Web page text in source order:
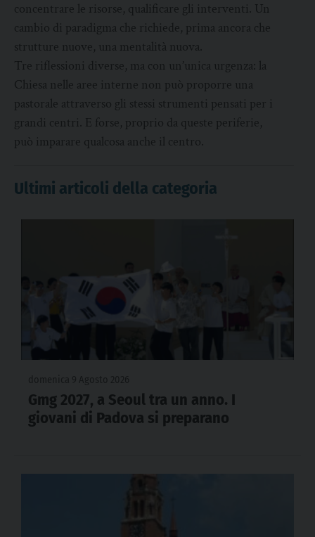
concentrare le risorse, qualificare gli interventi. Un
cambio di paradigma che richiede, prima ancora che
strutture nuove, una mentalità nuova.
Tre riflessioni diverse, ma con un’unica urgenza: la
Chiesa nelle aree interne non può proporre una
pastorale attraverso gli stessi strumenti pensati per i
grandi centri. E forse, proprio da queste periferie,
può imparare qualcosa anche il centro.
Ultimi articoli della categoria
Gmg 2027, a Seoul tra un anno. I
giovani di Padova si preparano